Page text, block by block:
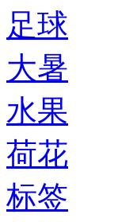
足球
大暑
水果
荷花
标签